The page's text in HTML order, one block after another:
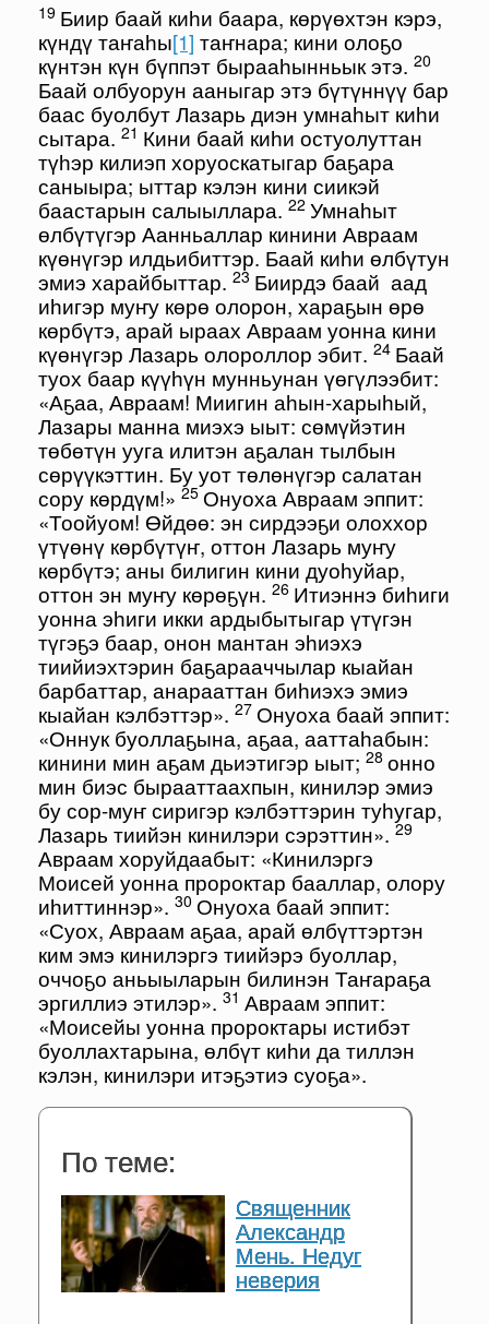
19 Биир баай киһи баара, көрүөхтэн кэрэ,
күндү таҥаһы[1] таҥнара; кини олоҕо
күнтэн күн бүппэт бырааһынньык этэ. 20
Баай олбуорун ааныгар этэ бүтүннүү бар
баас буолбут Лазарь диэн умнаһыт киһи
сытара. 21 Кини баай киһи остуолуттан
түһэр килиэп хоруоскатыгар баҕара
саныыра; ыттар кэлэн кини сиикэй
баастарын салыыллара. 22 Умнаһыт
өлбүтүгэр Аанньаллар кинини Авраам
күөнүгэр илдьибиттэр. Баай киһи өлбүтун
эмиэ харайбыттар. 23 Биирдэ баай аад
иһигэр муҥу көрө олорон, хараҕын өрө
көрбүтэ, арай ыраах Авраам уонна кини
күөнүгэр Лазарь олороллор эбит. 24 Баай
туох баар күүһүн мунньунан үөгүлээбит:
«Аҕаа, Авраам! Миигин аһын-харыһый,
Лазары манна миэхэ ыыт: сөмүйэтин
төбөтүн ууга илитэн аҕалан тылбын
сөрүүкэттин. Бу уот төлөнүгэр салатан
сору көрдүм!» 25Онуоха Авраам эппит:
«Тоойуом! Өйдөө: эн сирдээҕи олоххор
үтүөнү көрбүтүҥ, оттон Лазарь муҥу
көрбүтэ; аны билигин кини дуоһуйар,
оттон эн муҥу көрөҕүн. 26 Итиэннэ биһиги
уонна эһиги икки ардыбытыгар үтүгэн
түгэҕэ баар, онон мантан эһиэхэ
тиийиэхтэрин баҕарааччылар кыайан
барбаттар, анарааттан биһиэхэ эмиэ
кыайан кэлбэттэр». 27 Онуоха баай эппит:
«Оннук буоллаҕына, аҕаа, ааттаһабын:
кинини мин аҕам дьиэтигэр ыыт; 28 онно
мин биэс бырааттаахпын, кинилэр эмиэ
бу сор-муҥ сиригэр кэлбэттэрин туһугар,
Лазарь тиийэн кинилэри сэрэттин». 29
Авраам хоруйдаабыт: «Кинилэргэ
Моисей уонна пророктар бааллар, олору
иһиттиннэр». 30 Онуоха баай эппит:
«Суох, Авраам аҕаа, арай өлбүттэртэн
ким эмэ кинилэргэ тиийэрэ буоллар,
оччоҕо аньыыларын билинэн Таҥараҕа
эргиллиэ этилэр». 31 Авраам эппит:
«Моисейы уонна пророктары истибэт
буоллахтарына, өлбүт киһи да тиллэн
кэлэн, кинилэри итэҕэтиэ суоҕа».
По теме:
Священник
Александр
Мень. Недуг
неверия